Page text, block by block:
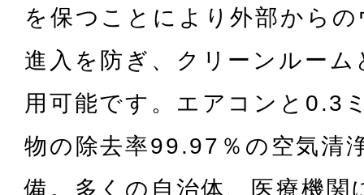
を保つことにより外部から
進入を防ぎ、クリーンルーム
用可能です。エアコンと0.3
物の除去率99.97％の空気清
備。多くの自治体、医療機関